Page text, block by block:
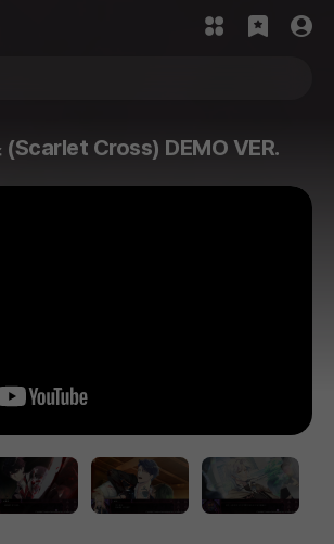
(Scarlet Cross) DEMO VER.